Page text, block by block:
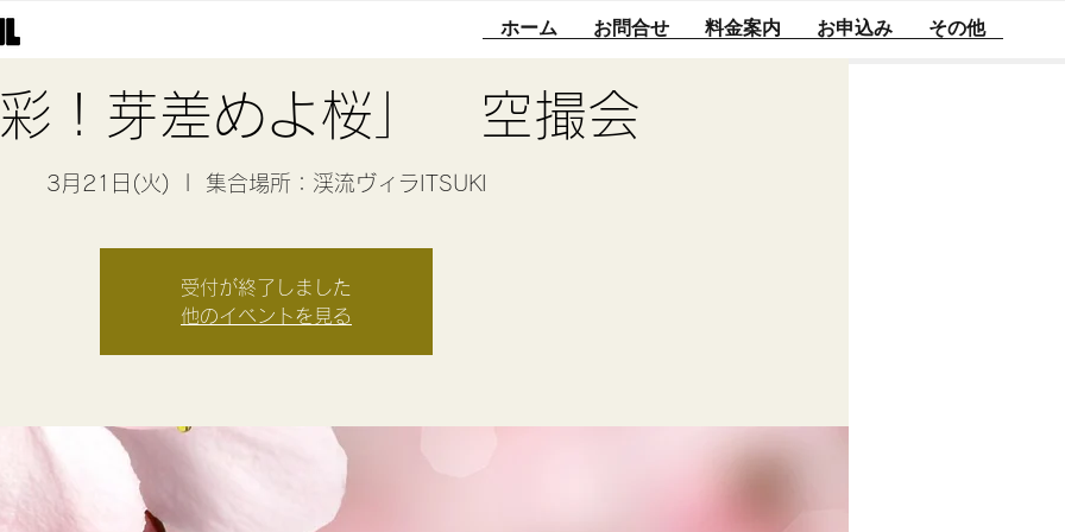
ホーム お問合せ 料金案内 お申込み その他
！芽差めよ桜」 空撮会
3月21日(火) 集合場所：渓流ヴィラITSUKI
受付が終了しました
他のイベントを見る